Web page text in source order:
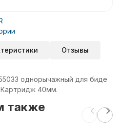
Отзывы
однорычажный для биде
Картридж 40мм.
также